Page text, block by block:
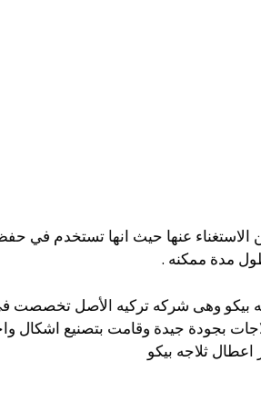
الاستغناء عنها حيث انها تستخدم في
مدة ممكنه .
بيكو وهى شركه تركيه الأصل تخصصت
بجودة جيدة وقامت بتصنيع اشكال
ثلاجه بيكو